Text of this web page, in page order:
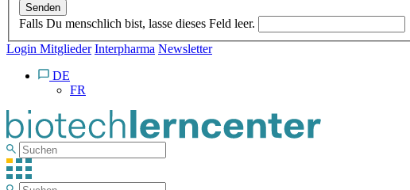
Senden
Falls Du menschlich bist, lasse dieses Feld leer.
Login Mitglieder Interpharma Newsletter
DE
FR